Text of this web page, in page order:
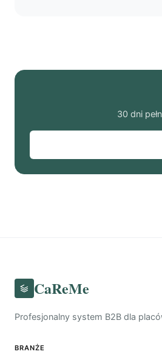
30 dni
CaReMe
Profesjonalny system B2B dla
BRANŻE